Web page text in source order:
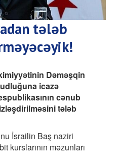
tələb
Dəməşqin
icazə
cənub
tələb
İsrailin Baş naziri
kurslarının məzunları